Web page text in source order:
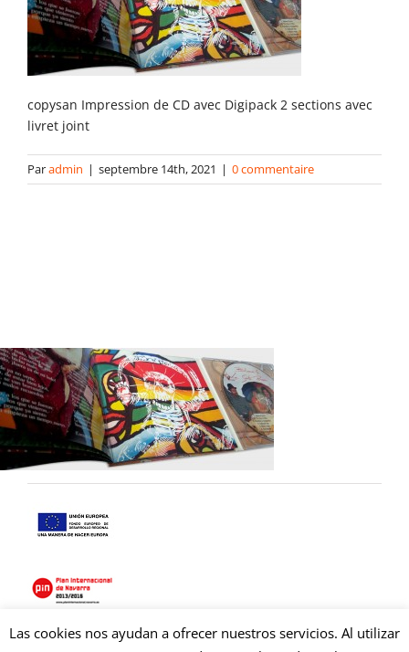
Blog
contact
copysan Impression de CD avec Digipack 2 sections avec
livret joint
Paradmin | septembre 14th, 2021 | 0 commentaire
Las cookies nos ayudan a ofrecer nuestros servicios. Al utilizar